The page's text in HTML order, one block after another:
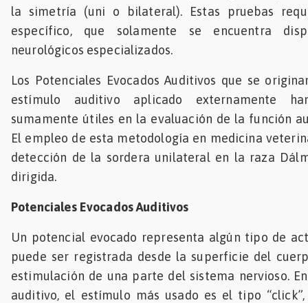
la simetría (uni o bilateral). Estas pruebas
específico, que solamente se encuentra
neurológicos especializados.
Los Potenciales Evocados Auditivos que se
estímulo auditivo aplicado externamente
sumamente útiles en la evaluación de la función
El empleo de esta metodología en medicina
detección de la sordera unilateral en la raza
dirigida.
Potenciales Evocados Auditivos
Un potencial evocado representa algún tipo de
puede ser registrada desde la superficie del
estimulación de una parte del sistema nervioso.
auditivo, el estímulo más usado es el tipo